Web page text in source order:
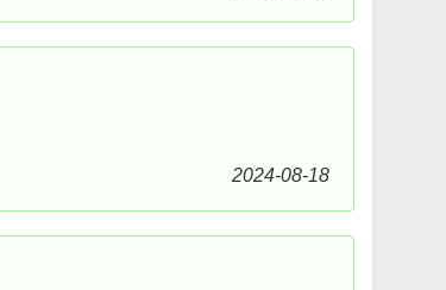
2024-08-18